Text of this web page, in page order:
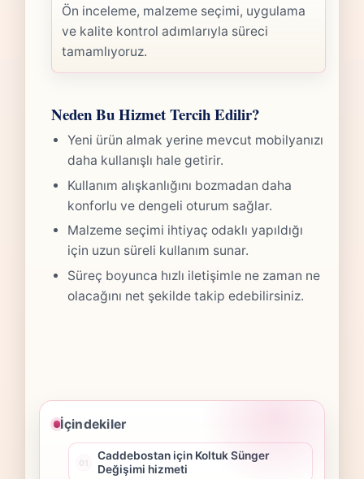
Ön inceleme, malzeme seçimi, uygulama
ve kalite kontrol adımlarıyla süreci
tamamlıyoruz.
Neden Bu Hizmet Tercih Edilir?
Yeni ürün almak yerine mevcut mobilyanızı
daha kullanışlı hale getirir.
Kullanım alışkanlığını bozmadan daha
konforlu ve dengeli oturum sağlar.
Malzeme seçimi ihtiyaç odaklı yapıldığı
için uzun süreli kullanım sunar.
Süreç boyunca hızlı iletişimle ne zaman ne
olacağını net şekilde takip edebilirsiniz.
İçindekiler
Caddebostan için Koltuk Sünger
Değişimi hizmeti